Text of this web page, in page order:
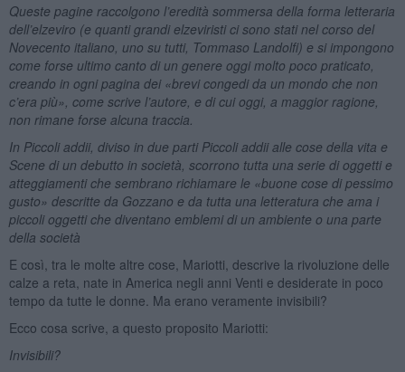
Queste pagine raccolgono l’eredità sommersa della forma letteraria
dell’elzeviro (e quanti grandi elzeviristi ci sono stati nel corso del
Novecento italiano, uno su tutti, Tommaso Landolfi) e si impongono
come forse ultimo canto di un genere oggi molto poco praticato,
creando in ogni pagina dei «brevi congedi da un mondo che non
c’era più», come scrive l’autore, e di cui oggi, a maggior ragione,
non rimane forse alcuna traccia.
In Piccoli addii, diviso in due parti Piccoli addii alle cose della vita e
Scene di un debutto in società, scorrono tutta una serie di oggetti e
atteggiamenti che sembrano richiamare le «buone cose di pessimo
gusto» descritte da Gozzano e da tutta una letteratura che ama i
piccoli oggetti che diventano emblemi di un ambiente o una parte
della società
E così, tra le molte altre cose, Mariotti, descrive la rivoluzione delle
calze a reta, nate in America negli anni Venti e desiderate in poco
tempo da tutte le donne. Ma erano veramente invisibili?
Ecco cosa scrive, a questo proposito Mariotti:
Invisibili?